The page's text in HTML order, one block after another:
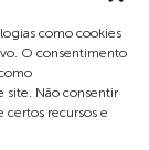
como cookies
O consentimento
site. Não consentir
recursos e